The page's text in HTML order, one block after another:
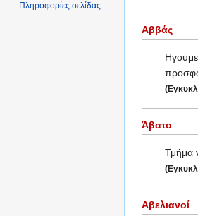
Αββάς
Άβατο
Τμήμα
Αβελιανοί
Πληροφορίες σελίδας